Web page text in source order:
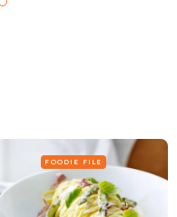
FOODIE FILE